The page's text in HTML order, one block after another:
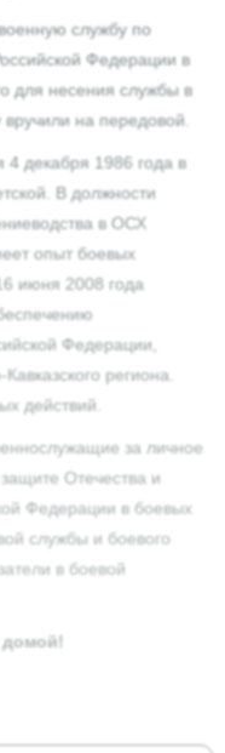
службу по
Федерации в
для несения службы в
на передовой.
4 декабря 1986 года в
В должности
в ОСХ
опыт боевых
июня 2008 года
Федерации,
региона.
действий.
за личное
Отечества и
Федерации в боевых
службы и боевого
в боевой